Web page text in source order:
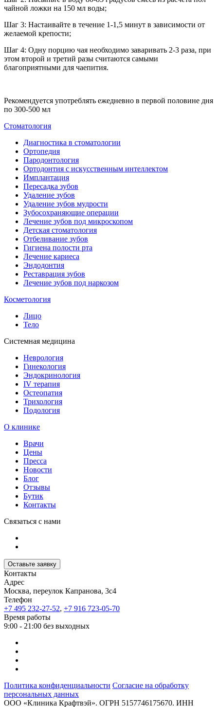
чайной ложки на 150 мл воды;
Шаг 3: Настаивайте в течение 1-1,5 минут в зависимости от
желаемой крепости;
Шаг 4: Одну порцию чая необходимо заваривать 2-3 раза, при
этом второй и третий разы считаются самыми
благоприятными для чаепития.
Рекомендуется употреблять ежедневно в первой половине дня
по 300-500 мл
Стоматология
Диагностика в стоматологии
Ортопедия
Пародонтология
Ортодонтия с искусственным интеллектом
Имплантация
Пересадка зубов
Удаление зубов
Удаление зубов мудрости
Зубосохраняющие операции
Лечение зубов под микроскопом
Детская стоматология
Отбеливание зубов
Гигиена полости рта
Лечение кариеса
Эндодонтия
Реставрация зубов
Лечение зубов под наркозом
Косметология
Лицо
Тело
Системная медицина
Неврология
Гинекология
Эндокринология
IV терапия
Остеопатия
Трихология
Подология
О клинике
Врачи
Цены
Пресса
Новости
Блог
Отзывы
Бутик
Контакты
Связаться с нами
Оставьте заявку
Контакты
Адрес
Москва, переулок Капранова, 3с4
Телефон
+7 495 232-27-52, +7 916 723-05-70
Время работы
9:00 - 21:00 без выходных
Политика конфиденциальности Согласие на обработку
персональных данных
ООО «Клиника Крафтвэй». ОГРН 5157746175670. ИНН